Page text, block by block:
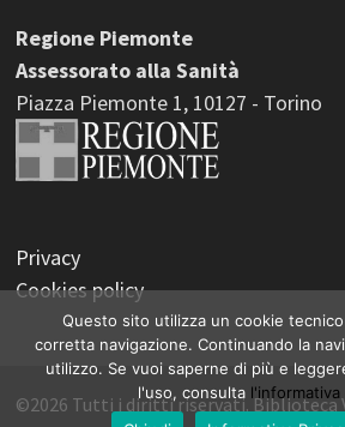
Regione Piemonte
Assessorato alla Sanità
Piazza Piemonte 1, 10127 - Torino
Privacy
Cookies policy
©2026 Tutti i diritti riservati. Biblioteca
Questo sito utilizza un cookie
corretta navigazione. Continuando la
utilizzo. Se vuoi saperne di più e
l'uso, consulta l'informativa